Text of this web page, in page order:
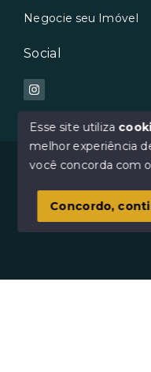
Negocie seu Imóvel
Social
© Copyright 2026 -
SITE PARA IMOBILIARIA
Esse site utiliza
melhor experiência
você concorda com
Concordo,